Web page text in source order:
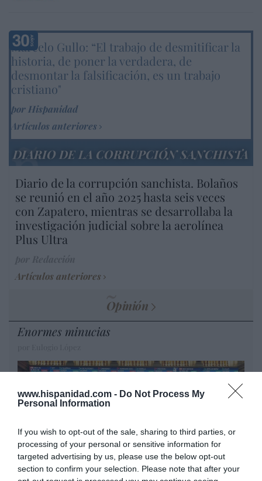
www.hispanidad.com - Do Not Process My
Personal Information
If you wish to opt-out of the sale, sharing to third parties, or
processing of your personal or sensitive information for
targeted advertising by us, please use the below opt-out
section to confirm your selection. Please note that after your
Marcelo Gullo: “El trabajo de desmitificar la
historia, de poner la verdadera, de
desmontar la falsificación, es un trabajo
cristiano"
por Hispanidad
Artículos anteriores
DIARIO DE LA CORRUPCIÓN SANCHISTA
Diario de la corrupción sanchista. Bolaños
se reunió en el año 2025 hasta seis veces
con Zapatero, mientras se desarrollaba la
investigación judicial sobre la aerolínea
Plus Ultra
Artículos anteriores
Opinión
Enormes minucias